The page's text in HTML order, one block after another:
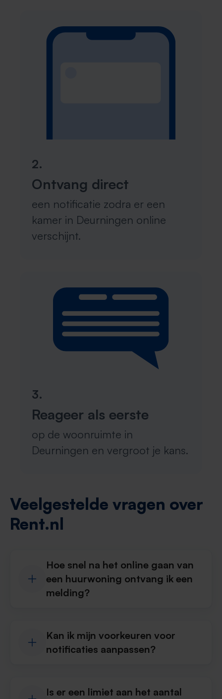
2.
Ontvang direct
een notificatie zodra er een
kamer in Deurningen online
verschijnt.
3.
Reageer als eerste
op de woonruimte in
Deurningen en vergroot je kans.
Veelgestelde vragen over
Rent.nl
Hoe snel na het online gaan van
een huurwoning ontvang ik een
melding?
Kan ik mijn voorkeuren voor
notificaties aanpassen?
Is er een limiet aan het aantal